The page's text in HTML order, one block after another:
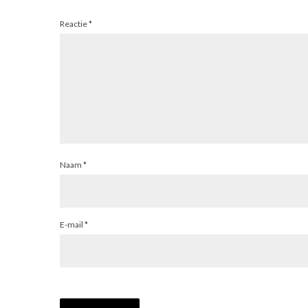
Reactie*
Naam *
E-mail *